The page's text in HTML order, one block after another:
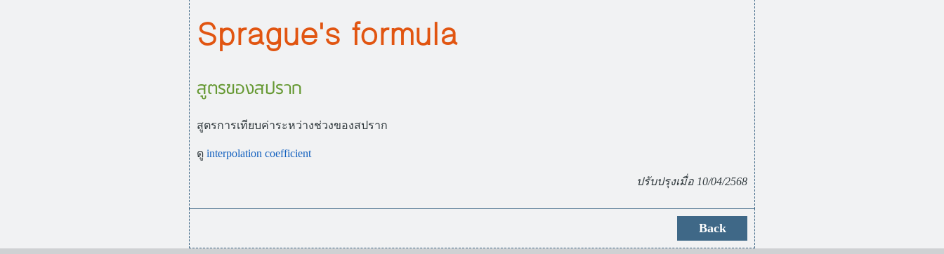
Sprague's formula
สูตรของสปราก
สูตรการเทียบค่าระหว่างช่วงของสปราก
ดู interpolation coefficient
ปรับปรุงเมื่อ 10/04/2568